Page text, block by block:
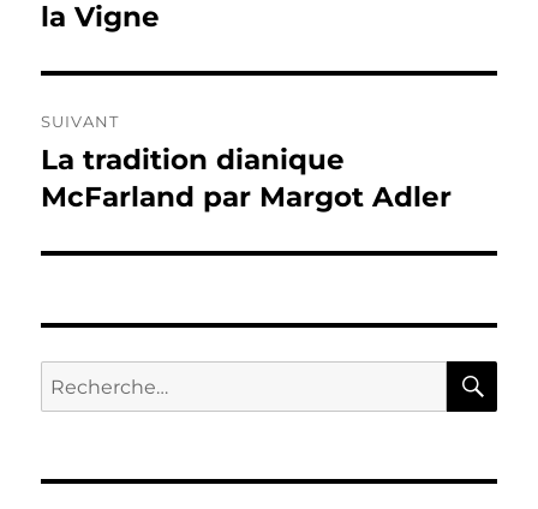
l’article
précédente :
la Vigne
SUIVANT
Publication
suivante :
La tradition dianique
McFarland par Margot Adler
Recherche
pour :